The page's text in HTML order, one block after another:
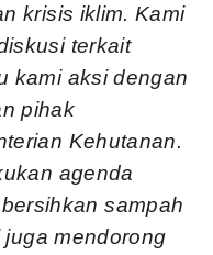
krisis iklim. Kami
terkait
kami aksi dengan
pihak
Kehutanan.
agenda
sampah
mendorong